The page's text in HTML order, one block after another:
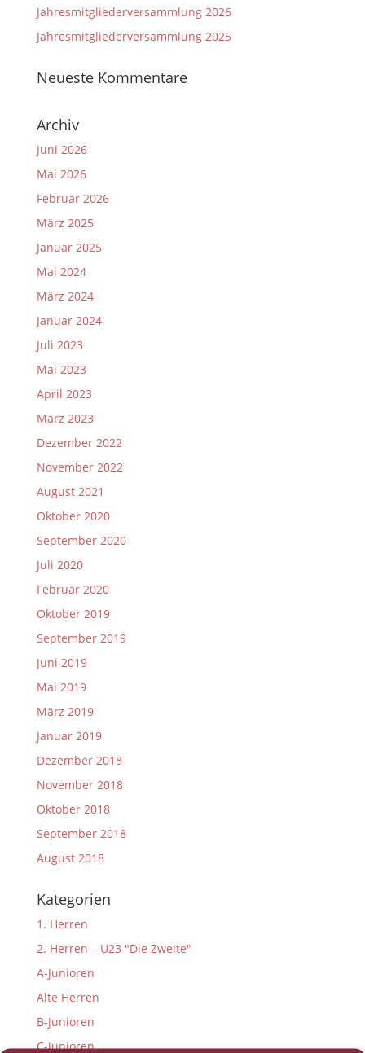
Jahresmitgliederversammlung 2026
Jahresmitgliederversammlung 2025
Neueste Kommentare
Archiv
Juni 2026
Mai 2026
Februar 2026
März 2025
Januar 2025
Mai 2024
März 2024
Januar 2024
Juli 2023
Mai 2023
April 2023
März 2023
Dezember 2022
November 2022
August 2021
Oktober 2020
September 2020
Juli 2020
Februar 2020
Oktober 2019
September 2019
Juni 2019
Mai 2019
März 2019
Januar 2019
Dezember 2018
November 2018
Oktober 2018
September 2018
August 2018
Kategorien
1. Herren
2. Herren – U23 "Die Zweite"
A-Junioren
Alte Herren
B-Junioren
C-Junioren